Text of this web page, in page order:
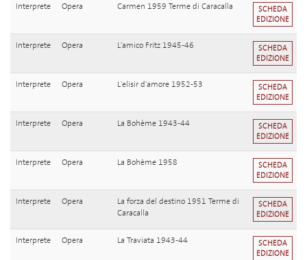
Interprete Opera Carmen 1959 Terme di Caracalla
SCHEDA
EDIZIONE
Interprete Opera L'amico Fritz 1945-46
SCHEDA
EDIZIONE
Interprete Opera L'elisir d'amore 1952-53
SCHEDA
EDIZIONE
Interprete Opera La Bohème 1943-44
SCHEDA
EDIZIONE
Interprete Opera La Bohème 1958
SCHEDA
EDIZIONE
Interprete Opera
La forza del destino 1951 Terme di
Caracalla
SCHEDA
EDIZIONE
Interprete Opera La Traviata 1943-44
SCHEDA
EDIZIONE